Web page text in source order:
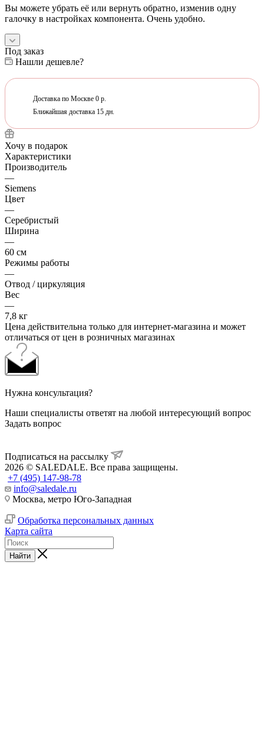
Вы можете убрать её или вернуть обратно, изменив одну
галочку в настройках компонента. Очень удобно.
Под заказ
Нашли дешевле?
Доставка по Москве 0 р.
Ближайшая доставка 15 дн.
Хочу в подарок
Характеристики
Производитель
—
Siemens
Цвет
—
Серебристый
Ширина
—
60 см
Режимы работы
—
Отвод / циркуляция
Вес
—
7,8 кг
Цена действительна только для интернет-магазина и может
отличаться от цен в розничных магазинах
Нужна консультация?
Наши специалисты ответят на любой интересующий вопрос
Задать вопрос
Подписаться на рассылку
2026 © SALEDALE. Все права защищены.
+7 (495) 147-98-78
info@saledale.ru
Москва, метро Юго-Западная
Обработка персональных данных
Карта сайта
Найти